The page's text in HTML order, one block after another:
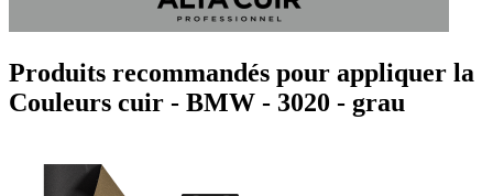
Produits recommandés pour appliquer la
Couleurs cuir - BMW - 3020 - grau